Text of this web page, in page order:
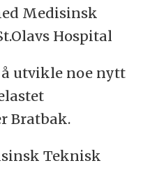
Medisinsk
Hospital
utvikle noe nytt
Bratbak.
Teknisk